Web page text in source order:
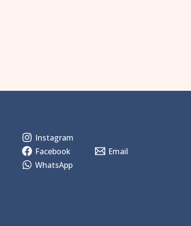
Instagram
Facebook
Email
WhatsApp